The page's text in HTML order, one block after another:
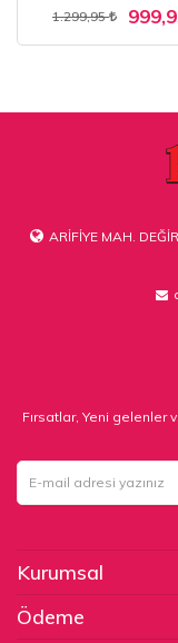
1.299,95
ARİFİYE MAH.
Fırsatlar, Yeni gelenler
Kurumsal
Ödeme